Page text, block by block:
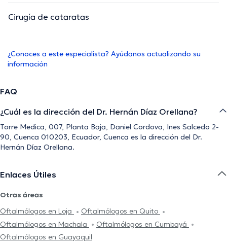
Cirugía de cataratas
¿Conoces a este especialista? Ayúdanos actualizando su
información
FAQ
¿Cuál es la dirección del Dr. Hernán Díaz Orellana?
Torre Medica, 007, Planta Baja, Daniel Cordova, Ines Salcedo 2-
90, Cuenca 010203, Ecuador, Cuenca es la dirección del Dr.
Hernán Díaz Orellana.
Enlaces Útiles
Otras áreas
Oftalmólogos en Loja
Oftalmólogos en Quito
Oftalmólogos en Machala
Oftalmólogos en Cumbayá
Oftalmólogos en Guayaquil